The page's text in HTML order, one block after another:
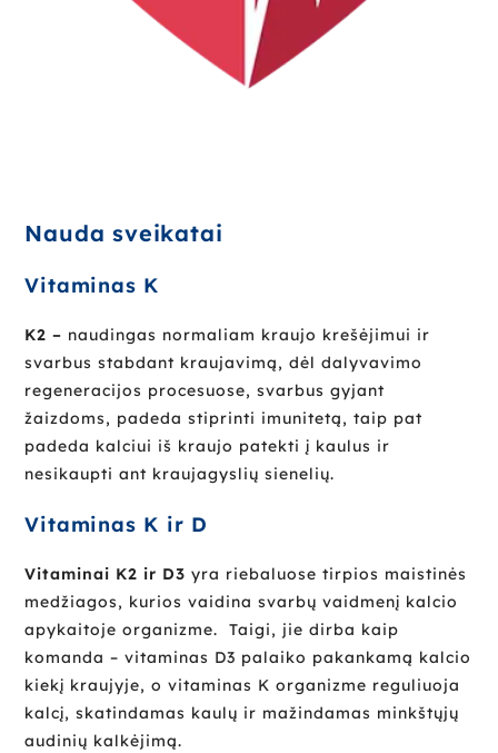
Nauda sveikatai
Vitaminas K
K2 – naudingas normaliam kraujo krešėjimui ir
svarbus stabdant kraujavimą, dėl dalyvavimo
regeneracijos procesuose, svarbus gyjant
žaizdoms, padeda stiprinti imunitetą, taip pat
padeda kalciui iš kraujo patekti į kaulus ir
nesikaupti ant kraujagyslių sienelių.
Vitaminas K ir D
Vitaminai K2 ir D3 yra riebaluose tirpios maistinės
medžiagos, kurios vaidina svarbų vaidmenį kalcio
apykaitoje organizme. Taigi, jie dirba kaip
komanda – vitaminas D3 palaiko pakankamą kalcio
kiekį kraujyje, o vitaminas K organizme reguliuoja
kalcį, skatindamas kaulų ir mažindamas minkštųjų
audinių kalkėjimą.